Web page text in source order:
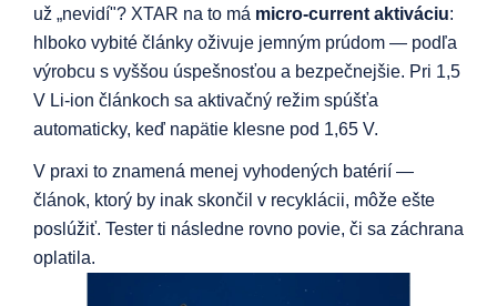
už „nevidí"? XTAR na to má micro-current aktiváciu:
hlboko vybité články oživuje jemným prúdom — podľa
výrobcu s vyššou úspešnosťou a bezpečnejšie. Pri 1,5
V Li-ion článkoch sa aktivačný režim spúšťa
automaticky, keď napätie klesne pod 1,65 V.
V praxi to znamená menej vyhodených batérií —
článok, ktorý by inak skončil v recyklácii, môže ešte
poslúžiť. Tester ti následne rovno povie, či sa záchrana
oplatila.